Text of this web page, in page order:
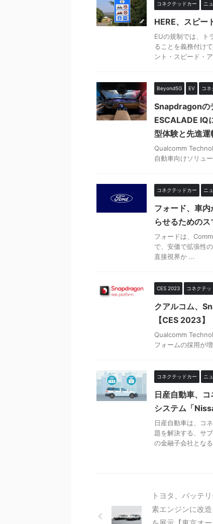
コネクテッドカー ニ
HERE、スピー
EUの規制では、ト
ることを義務付け
ント・スピード・
Beyond5G EV コネ
Snapdragonの
ESCALADE IQ
型体験と先進
Qualcomm
自動車向けソリュ
コネクテッドカー ニ
フォード、車
らせるための
フォードは、
で、安価で拡張性
直接視界か ...
CES 2023 コネクテッ
クアルコム、
【CES 2023】
Qualcomm
フォームの採用が
コネクテッドカー ニ
日産自動車、
システム「
日産自動車は、コ
題を解決する、サ
の金融子会社とな
トヨタ、バッテ
素エンジンに改